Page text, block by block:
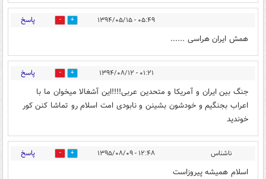
۰۵:۴۹ - ۱۳۹۴/۰۵/۱۵ 0 پاسخ
همش ایران هراسی ......
۰۱:۲۱ - ۱۳۹۴/۰۸/۱۲ 0 پاسخ
جنگ بین ایران و آمریکا و متحدین عربی!!!!این آشغالا میخوان ما با
اعراب بجنگیم و خودشون بشینن و نابودی امت اسلام رو تماشا کنن کور
خوندید
ناشناس ۱۲:۴۸ - ۱۳۹۵/۰۸/۰۹ 0 پاسخ
اسلام همیشه پیروزاست